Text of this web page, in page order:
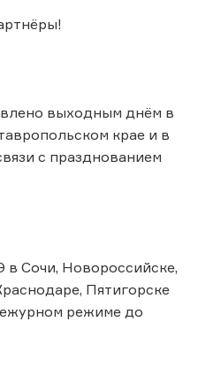
выходным днём в
крае и в
с празднованием
Сочи, Новороссийске,
Пятигорске
режиме до